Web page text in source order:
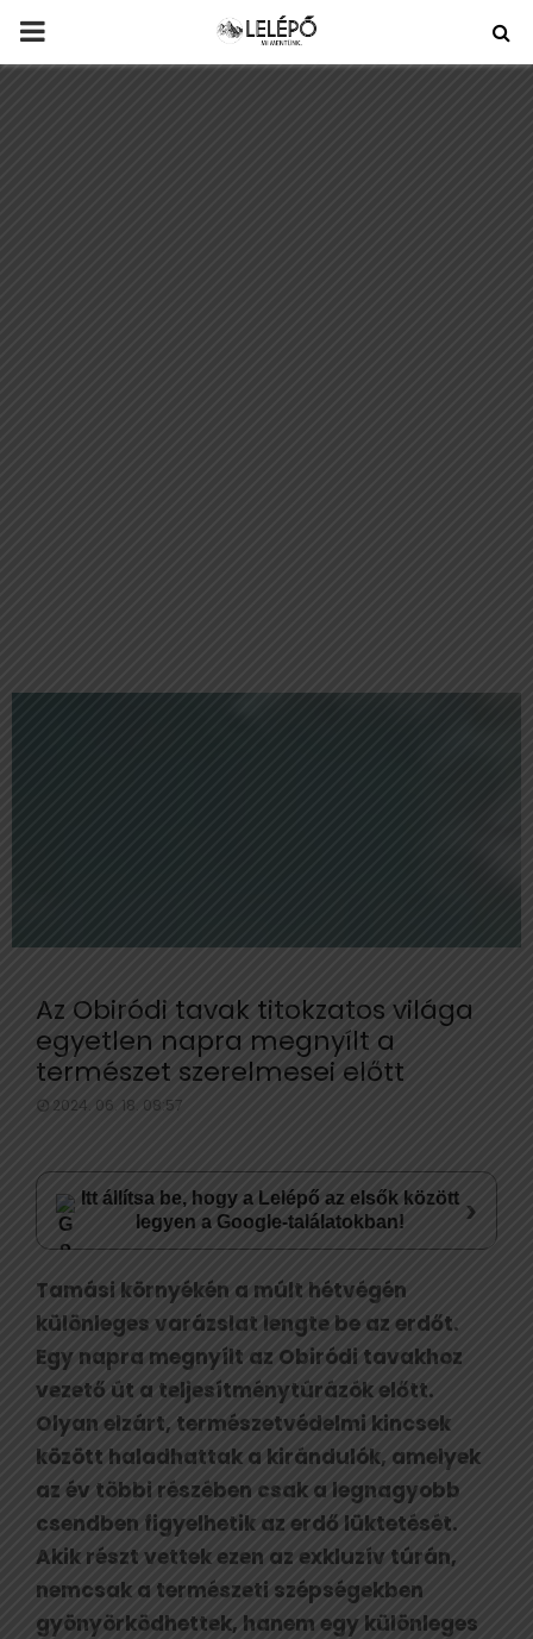
PRIMARY
Az Obiródi tavak titokzatos világa
egyetlen napra megnyílt a
természet szerelmesei előtt
2024. 06. 18. 08:57
Itt állítsa be, hogy a Lelépő az elsők között
legyen a Google-találatokban!
›
Tamási környékén a múlt hétvégén
különleges varázslat lengte be az erdőt.
Egy napra megnyílt az Obiródi tavakhoz
vezető út a teljesítménytúrázók előtt.
Olyan elzárt, természetvédelmi kincsek
között haladhattak a kirándulók, amelyek
az év többi részében csak a legnagyobb
csendben figyelhetik az erdő lüktetését.
Akik részt vettek ezen az exkluzív túrán,
nemcsak a természeti szépségekben
gyönyörködhettek, hanem egy különleges